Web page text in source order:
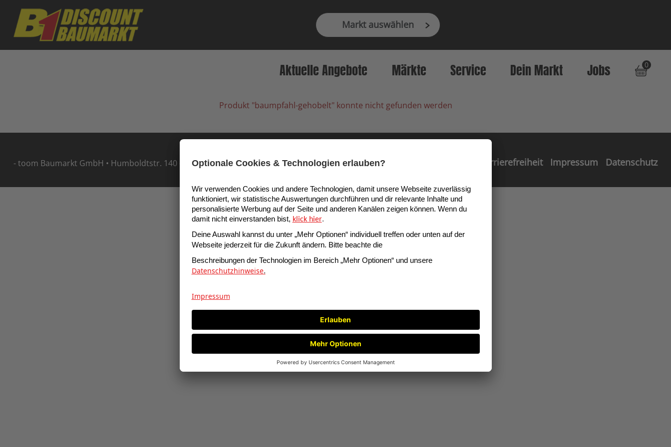
Markt auswählen
Aktuelle Angebote Märkte Service Dein Markt Jobs
0
Produkt "baumpfahl-gehobelt" konnte nicht gefunden werden
- toom Baumarkt GmbH • Humboldtstr. 140 - 144 • 51149 Köln, Deutschland Barrierefreiheit Impressum Datenschutz